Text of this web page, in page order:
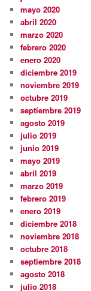
mayo 2020
abril 2020
marzo 2020
febrero 2020
enero 2020
diciembre 2019
noviembre 2019
octubre 2019
septiembre 2019
agosto 2019
julio 2019
junio 2019
mayo 2019
abril 2019
marzo 2019
febrero 2019
enero 2019
diciembre 2018
noviembre 2018
octubre 2018
septiembre 2018
agosto 2018
julio 2018